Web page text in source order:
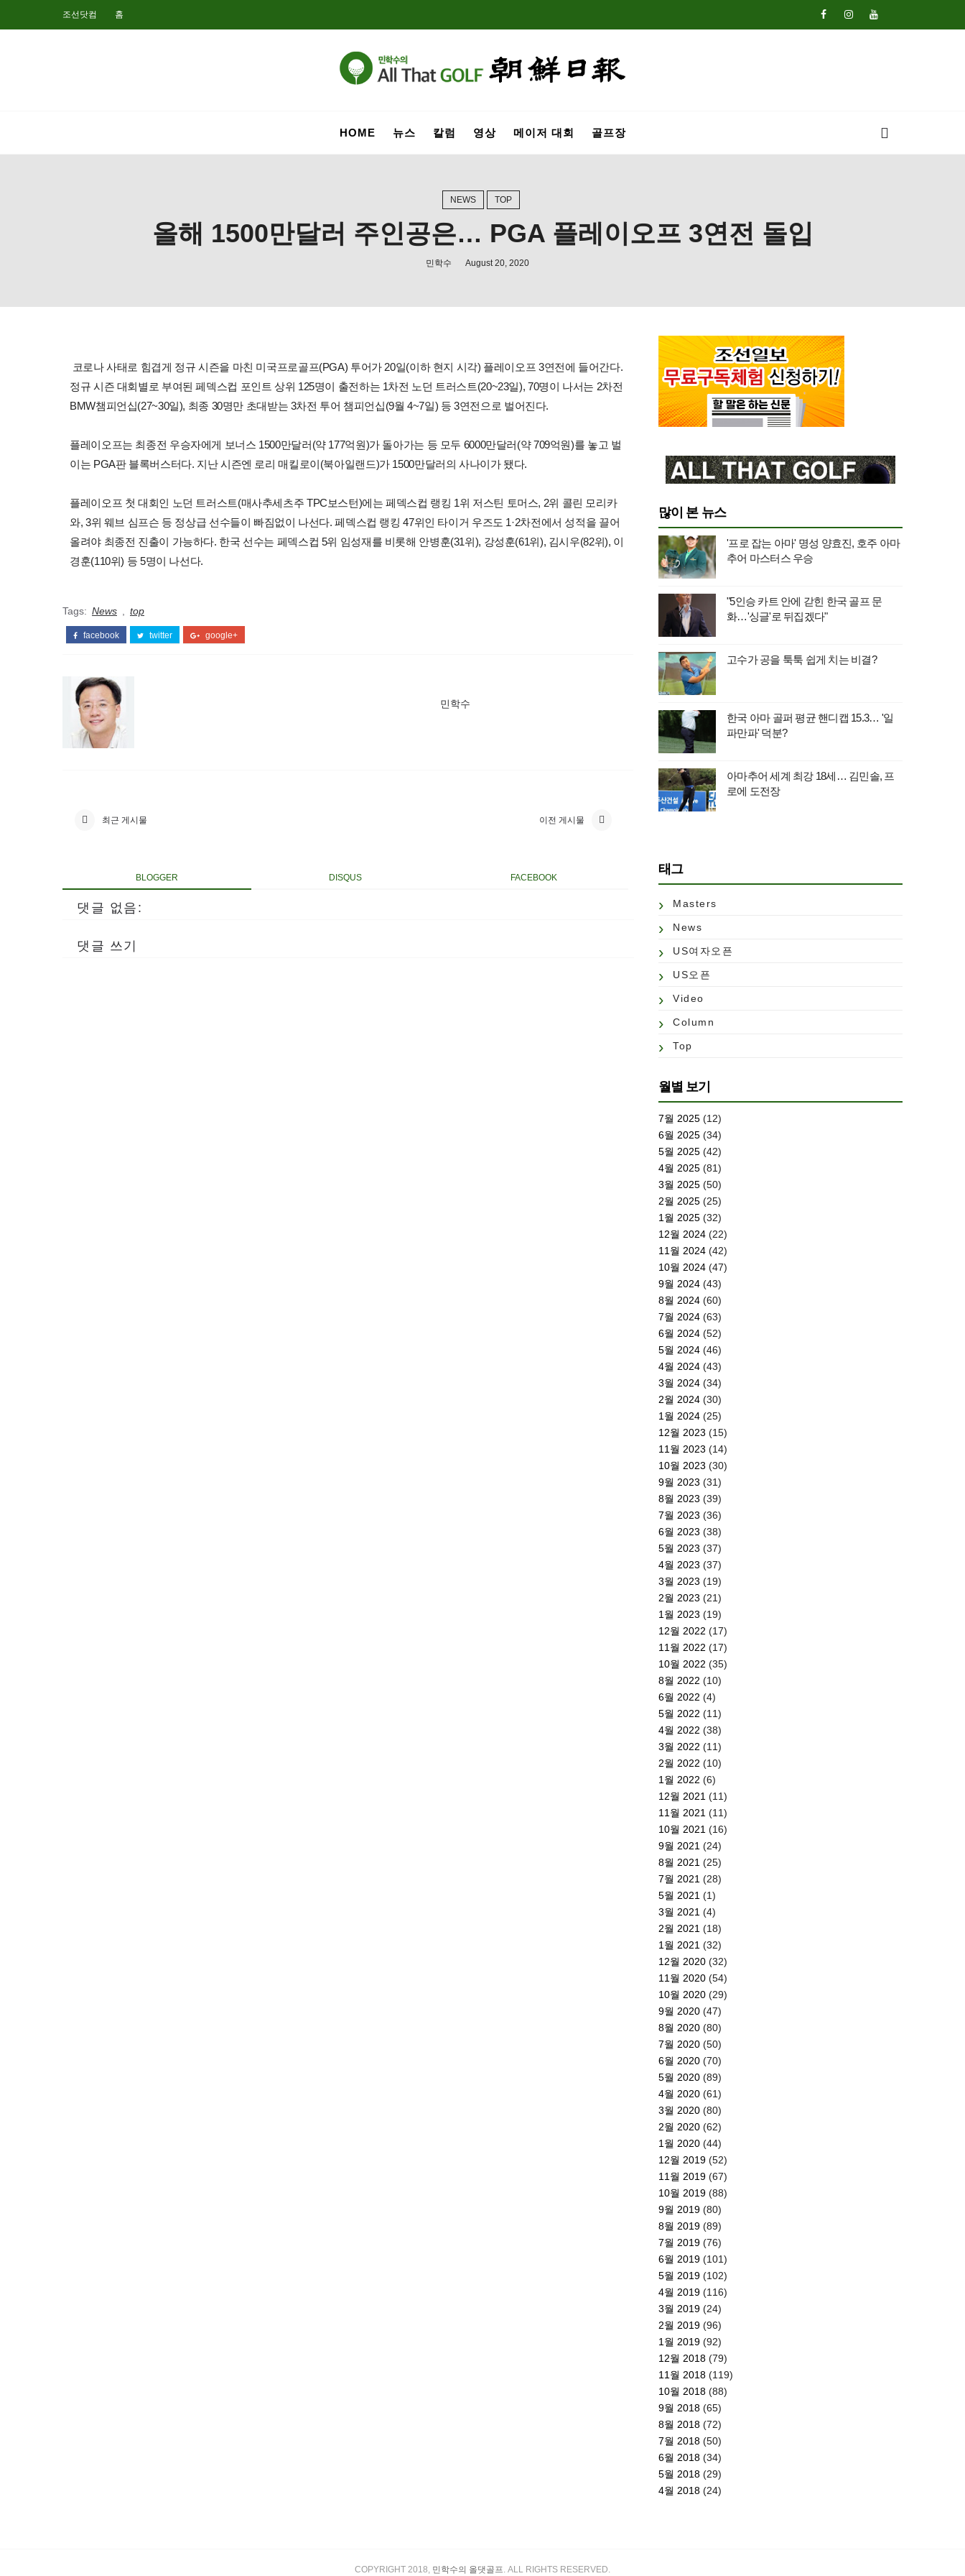
조선닷컴 홈
HOME 뉴스 칼럼 영상 메이저 대회 골프장
NEWS TOP
올해 1500만달러 주인공은… PGA 플레이오프 3연전 돌입
민학수 August 20, 2020
코로나 사태로 힘겹게 정규 시즌을 마친 미국프로골프(PGA) 투어가 20일(이하 현지 시각) 플레이오프 3연전에 들어간다.
정규 시즌 대회별로 부여된 페덱스컵 포인트 상위 125명이 출전하는 1차전 노던 트러스트(20~23일), 70명이 나서는 2차전
BMW챔피언십(27~30일), 최종 30명만 초대받는 3차전 투어 챔피언십(9월 4~7일) 등 3연전으로 벌어진다.
플레이오프는 최종전 우승자에게 보너스 1500만달러(약 177억원)가 돌아가는 등 모두 6000만달러(약 709억원)를 놓고 벌
이는 PGA판 블록버스터다. 지난 시즌엔 로리 매킬로이(북아일랜드)가 1500만달러의 사나이가 됐다.
플레이오프 첫 대회인 노던 트러스트(매사추세츠주 TPC보스턴)에는 페덱스컵 랭킹 1위 저스틴 토머스, 2위 콜린 모리카
와, 3위 웨브 심프슨 등 정상급 선수들이 빠짐없이 나선다. 페덱스컵 랭킹 47위인 타이거 우즈도 1·2차전에서 성적을 끌어
올려야 최종전 진출이 가능하다. 한국 선수는 페덱스컵 5위 임성재를 비롯해 안병훈(31위), 강성훈(61위), 김시우(82위), 이
경훈(110위) 등 5명이 나선다.
Tags: News top
facebook twitter google+
민학수
최근 게시물 이전 게시물
BLOGGER DISQUS FACEBOOK
댓글 없음:
댓글 쓰기
많이 본 뉴스
'프로 잡는 아마' 명성 양효진, 호주 아마
추어 마스터스 우승
"5인승 카트 안에 갇힌 한국 골프 문
화…'싱글'로 뒤집겠다"
고수가 공을 툭툭 쉽게 치는 비결?
한국 아마 골퍼 평균 핸디캡 15.3… '일
파만파' 덕분?
아마추어 세계 최강 18세… 김민솔, 프
로에 도전장
태그
Masters
News
US여자오픈
US오픈
Video
Column
Top
월별 보기
7월 2025 (12)
6월 2025 (34)
5월 2025 (42)
4월 2025 (81)
3월 2025 (50)
2월 2025 (25)
1월 2025 (32)
12월 2024 (22)
11월 2024 (42)
10월 2024 (47)
9월 2024 (43)
8월 2024 (60)
7월 2024 (63)
6월 2024 (52)
5월 2024 (46)
4월 2024 (43)
3월 2024 (34)
2월 2024 (30)
1월 2024 (25)
12월 2023 (15)
11월 2023 (14)
10월 2023 (30)
9월 2023 (31)
8월 2023 (39)
7월 2023 (36)
6월 2023 (38)
5월 2023 (37)
4월 2023 (37)
3월 2023 (19)
2월 2023 (21)
1월 2023 (19)
12월 2022 (17)
11월 2022 (17)
10월 2022 (35)
8월 2022 (10)
6월 2022 (4)
5월 2022 (11)
4월 2022 (38)
3월 2022 (11)
2월 2022 (10)
1월 2022 (6)
12월 2021 (11)
11월 2021 (11)
10월 2021 (16)
9월 2021 (24)
8월 2021 (25)
7월 2021 (28)
5월 2021 (1)
3월 2021 (4)
2월 2021 (18)
1월 2021 (32)
12월 2020 (32)
11월 2020 (54)
10월 2020 (29)
9월 2020 (47)
8월 2020 (80)
7월 2020 (50)
6월 2020 (70)
5월 2020 (89)
4월 2020 (61)
3월 2020 (80)
2월 2020 (62)
1월 2020 (44)
12월 2019 (52)
11월 2019 (67)
10월 2019 (88)
9월 2019 (80)
8월 2019 (89)
7월 2019 (76)
6월 2019 (101)
5월 2019 (102)
4월 2019 (116)
3월 2019 (24)
2월 2019 (96)
1월 2019 (92)
12월 2018 (79)
11월 2018 (119)
10월 2018 (88)
9월 2018 (65)
8월 2018 (72)
7월 2018 (50)
6월 2018 (34)
5월 2018 (29)
4월 2018 (24)
COPYRIGHT 2018, 민학수의 올댓골프. ALL RIGHTS RESERVED.